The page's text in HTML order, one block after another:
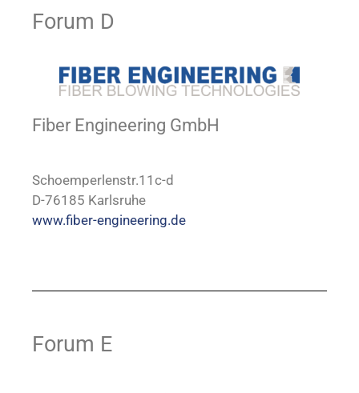
Forum D
Fiber Engineering GmbH
Schoemperlenstr.11c-d
D-76185 Karlsruhe
www.fiber-engineering.de
Forum E